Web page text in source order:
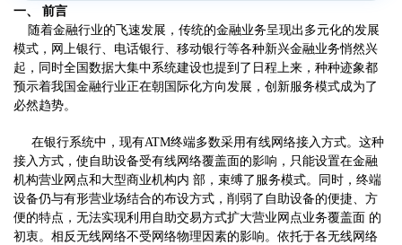
一、 前言
随着金融行业的飞速发展，传统的金融业务呈现出多元化的发展
模式，网上银行、电话银行、移动银行等各种新兴金融业务悄然兴
起，同时全国数据大集中系统建设也提到了日程上来，种种迹象都
预示着我国金融行业正在朝国际化方向发展，创新服务模式成为了
必然趋势。
在银行系统中，现有ATM终端多数采用有线网络接入方式。这种
接入方式，使自助设备受有线网络覆盖面的影响，只能设置在金融
机构营业网点和大型商业机构内 部，束缚了服务模式。同时，终端
设备仍与有形营业场结合的布设方式，削弱了 自助设备的便捷、方
便的特点，无法实现利用自助交易方式扩大营业网点业务覆盖面 的
初衷。相反无线网络不受网络物理因素的影响。依托于各无线网络